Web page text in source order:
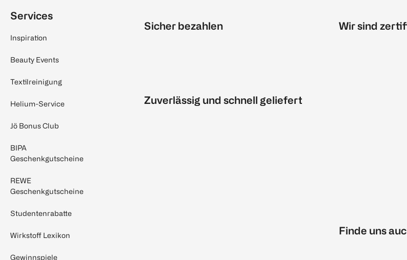
Services
Inspiration
Beauty Events
Textilreinigung
Helium-Service
Jö Bonus Club
BIPA
Geschenkgutscheine
REWE
Geschenkgutscheine
Studentenrabatte
Wirkstoff Lexikon
Gewinnspiele
Sicher bezahlen
Zuverlässig und schnell geliefert
Wir sind
Finde uns